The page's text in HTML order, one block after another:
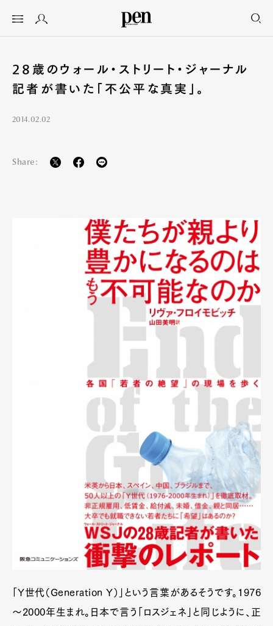
28歳のウォール・ストリート・ジャーナル
記者が書いた「不公平な真実」。
2014.02.02
Share:
「Y世代（Generation Y）」という言葉があるそうです。1976
～2000年生まれ。日本で言う「ロスジェネ」と同じように、正